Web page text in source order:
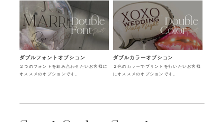
ダブルフォントオプション
２つのフォントを組み合わせたいお客様に
オススメのオプションです。
ダブルカラーオプション
２色のカラーでプリントを行いたいお客様
にオススメのオプションです。